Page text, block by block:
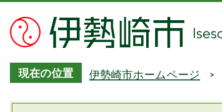
現在の位置 伊勢崎市ホームページ